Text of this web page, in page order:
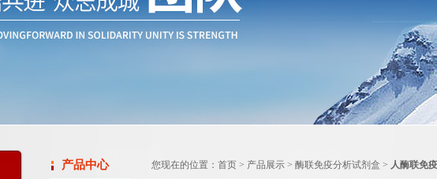
产品中心 您现在的位置： 首页 > 产品展示 > 酶联免疫分析试剂盒 > 人酶联免